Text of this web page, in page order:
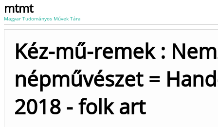
mtmt
Magyar Tudományos Művek Tára
Kéz-mű-remek :
népművészet =
2018 - folk art